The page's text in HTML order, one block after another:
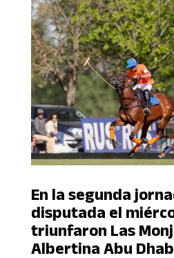
En la segunda
disputada el
triunfaron Las
Albertina Abu